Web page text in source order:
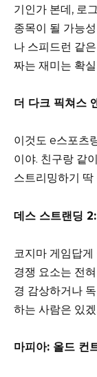
기인가 본데, 로
종목이 될 가능
나 스피드런 같
짜는 재미는 확
더 다크 픽쳐스
이것도 e스포츠
이야. 친구랑 같
스트리밍하기 딱
데스 스트랜딩
코지마 게임답
경쟁 요소는 전
경 감상하거나
하는 사람은 있
마피아: 올드 컨